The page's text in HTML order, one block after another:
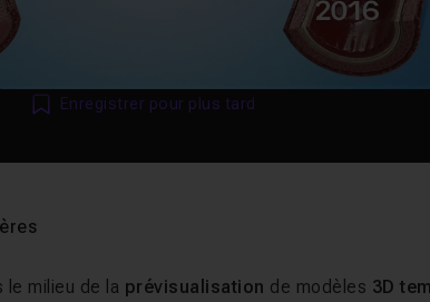
Enregistrer pour plus tard
le milieu de la prévisualisation de modèles 3D